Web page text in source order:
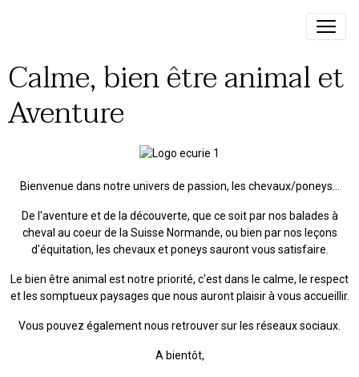
Calme, bien être animal et
Aventure
Bienvenue dans notre univers de passion, les chevaux/poneys...
De l'aventure et de la découverte, que ce soit par nos balades à
cheval au coeur de la Suisse Normande, ou bien par nos leçons
d'équitation, les chevaux et poneys sauront vous satisfaire.
Le bien être animal est notre priorité, c'est dans le calme, le respect
et les somptueux paysages que nous auront plaisir à vous accueillir.
Vous pouvez également nous retrouver sur les réseaux sociaux.
A bientôt,